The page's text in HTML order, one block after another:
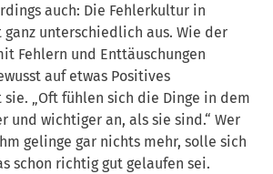
auch: Die Fehlerkultur in
unterschiedlich aus. Wie der
Fehlern und Enttäuschungen
auf etwas Positives
sie. „Oft fühlen sich die Dinge in dem
und wichtiger an, als sie sind.“ Wer
gelinge gar nichts mehr, solle sich
schon richtig gut gelaufen sei.